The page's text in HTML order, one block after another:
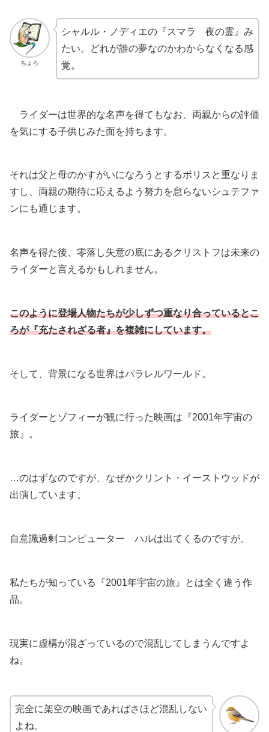
ちょろ
シャルル・ノディエの『スマラ 夜の霊』み
たい。どれが誰の夢なのかわからなくなる感
覚。
ライダーは世界的な名声を得てもなお、両親からの評価
を気にする子供じみた面を持ちます。
それは父と母のかすがいになろうとするボリスと重なりま
すし、両親の期待に応えるよう努力を怠らないシュテファ
ンにも通じます。
名声を得た後、零落し失意の底にあるクリストフは未来の
ライダーと言えるかもしれません。
このように登場人物たちが少しずつ重なり合っているとこ
ろが『充たされざる者』を複雑にしています。
そして、背景になる世界はパラレルワールド。
ライダーとゾフィーが観に行った映画は『2001年宇宙の
旅』。
…のはずなのですが、なぜかクリント・イーストウッドが
出演しています。
自意識過剰コンピューター ハルは出てくるのですが。
私たちが知っている『2001年宇宙の旅』とは全く違う作
品。
現実に虚構が混ざっているので混乱してしまうんですよ
ね。
完全に架空の映画であればさほど混乱しない
よね。